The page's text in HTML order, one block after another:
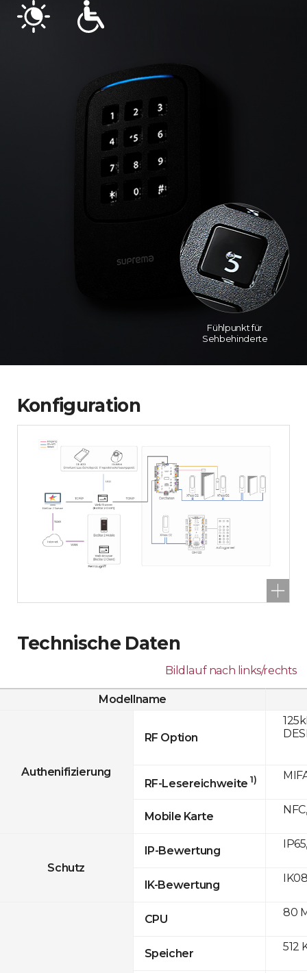
Fühlpunkt für
Sehbehinderte
Konfiguration
Technische Daten
Bildlauf nach links/rechts
Modellname
Authenifizierung
RF Option
RF-Lesereichweite 1)
Mobile Karte
Schutz
IP-Bewertung
IK-Bewertung
CPU
Speicher
80
512